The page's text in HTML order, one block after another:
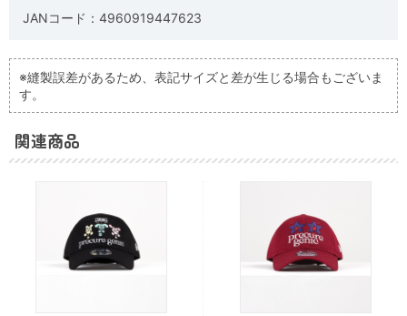
JANコード：4960919447623
※縫製誤差があるため、表記サイズと差が生じる場合もございま
す。
関連商品